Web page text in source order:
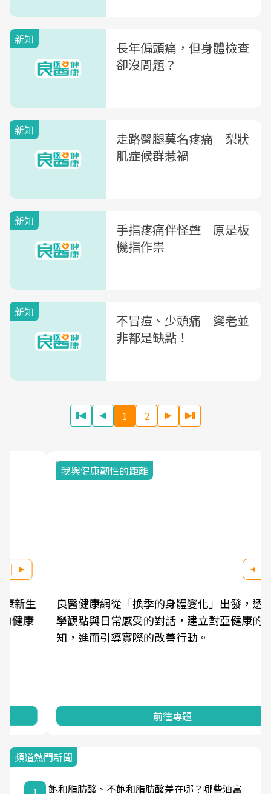
新知
長年偏頭痛，但身體檢查
卻沒問題？
新知
走路臀腿莫名疼痛 梨狀
肌症候群惹禍
新知
手指疼痛伴怪聲 原是板
機指作祟
新知
不冒痘、少頭痛 變老並
非都是缺點！
1 2
我與健康韌性的距離
良醫健康網從「換季的身體變化」出發，透過醫
學觀點與日常感受的對話，建立對亞健康的認
知，進而引導實際的改善行動。
前往專題
頻道熱門新聞
飽和脂肪酸、不飽和脂肪酸差在哪？哪些油富